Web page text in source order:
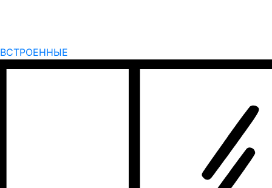
ВСТРОЕННЫЕ